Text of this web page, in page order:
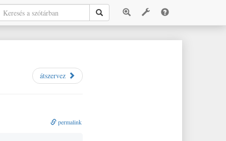
átszervez
permalink